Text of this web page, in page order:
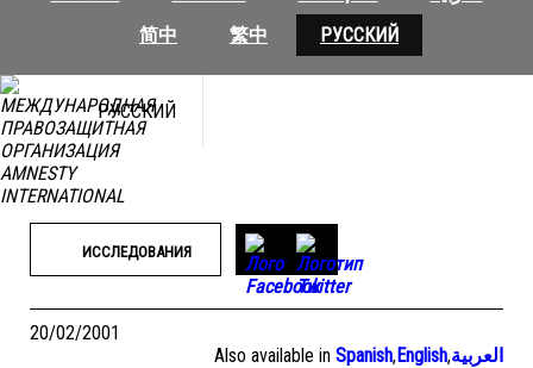
简中
繁中 РУССКИЙ
РУССКИЙ
ИССЛЕДОВАНИЯ
20/02/2001
Also available in Spanish,English,العربية